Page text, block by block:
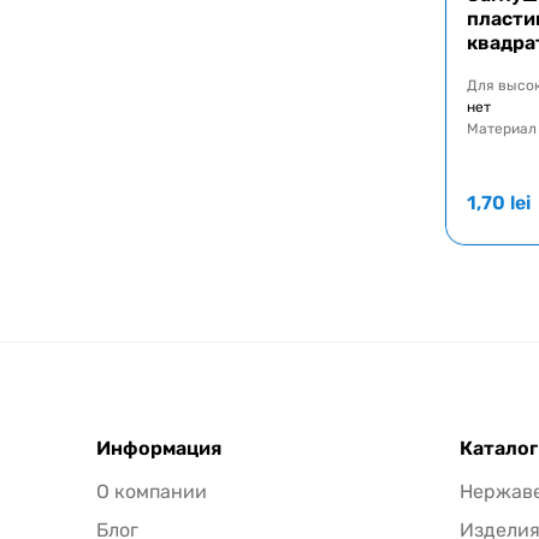
Для
нет
Материал
1,70 lei
Информация
О компании
Блог
Каталог
Изделия